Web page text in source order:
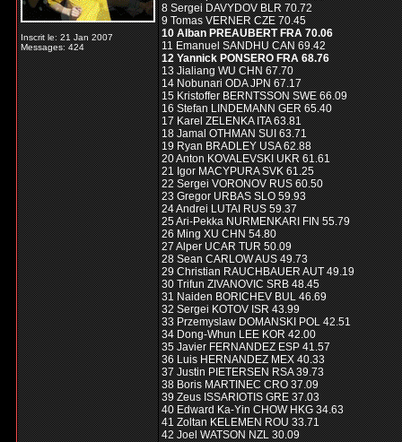
Inscrit le: 21 Jan 2007
Messages: 424
8 Sergei DAVYDOV BLR 70.72
9 Tomas VERNER CZE 70.45
10 Alban PREAUBERT FRA 70.06
11 Emanuel SANDHU CAN 69.42
12 Yannick PONSERO FRA 68.76
13 Jialiang WU CHN 67.70
14 Nobunari ODA JPN 67.17
15 Kristoffer BERNTSSON SWE 66.09
16 Stefan LINDEMANN GER 65.40
17 Karel ZELENKA ITA 63.81
18 Jamal OTHMAN SUI 63.71
19 Ryan BRADLEY USA 62.88
20 Anton KOVALEVSKI UKR 61.61
21 Igor MACYPURA SVK 61.25
22 Sergei VORONOV RUS 60.50
23 Gregor URBAS SLO 59.93
24 Andrei LUTAI RUS 59.37
25 Ari-Pekka NURMENKARI FIN 55.79
26 Ming XU CHN 54.80
27 Alper UCAR TUR 50.09
28 Sean CARLOW AUS 49.73
29 Christian RAUCHBAUER AUT 49.19
30 Trifun ZIVANOVIC SRB 48.45
31 Naiden BORICHEV BUL 46.69
32 Sergei KOTOV ISR 43.99
33 Przemyslaw DOMANSKI POL 42.51
34 Dong-Whun LEE KOR 42.00
35 Javier FERNANDEZ ESP 41.57
36 Luis HERNANDEZ MEX 40.33
37 Justin PIETERSEN RSA 39.73
38 Boris MARTINEC CRO 37.09
39 Zeus ISSARIOTIS GRE 37.03
40 Edward Ka-Yin CHOW HKG 34.63
41 Zoltan KELEMEN ROU 33.71
42 Joel WATSON NZL 30.09